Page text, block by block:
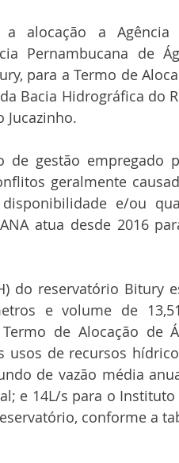
a alocação a
Pernambucana de
para a Termo de
Bacia Hidrográfica do
Jucazinho.
de gestão empregado
geralmente
e/ou
atua desde 2016
do reservatório Bitury
e volume de
de Alocação de
usos de recursos
de vazão média
e 14L/s para o
conforme a